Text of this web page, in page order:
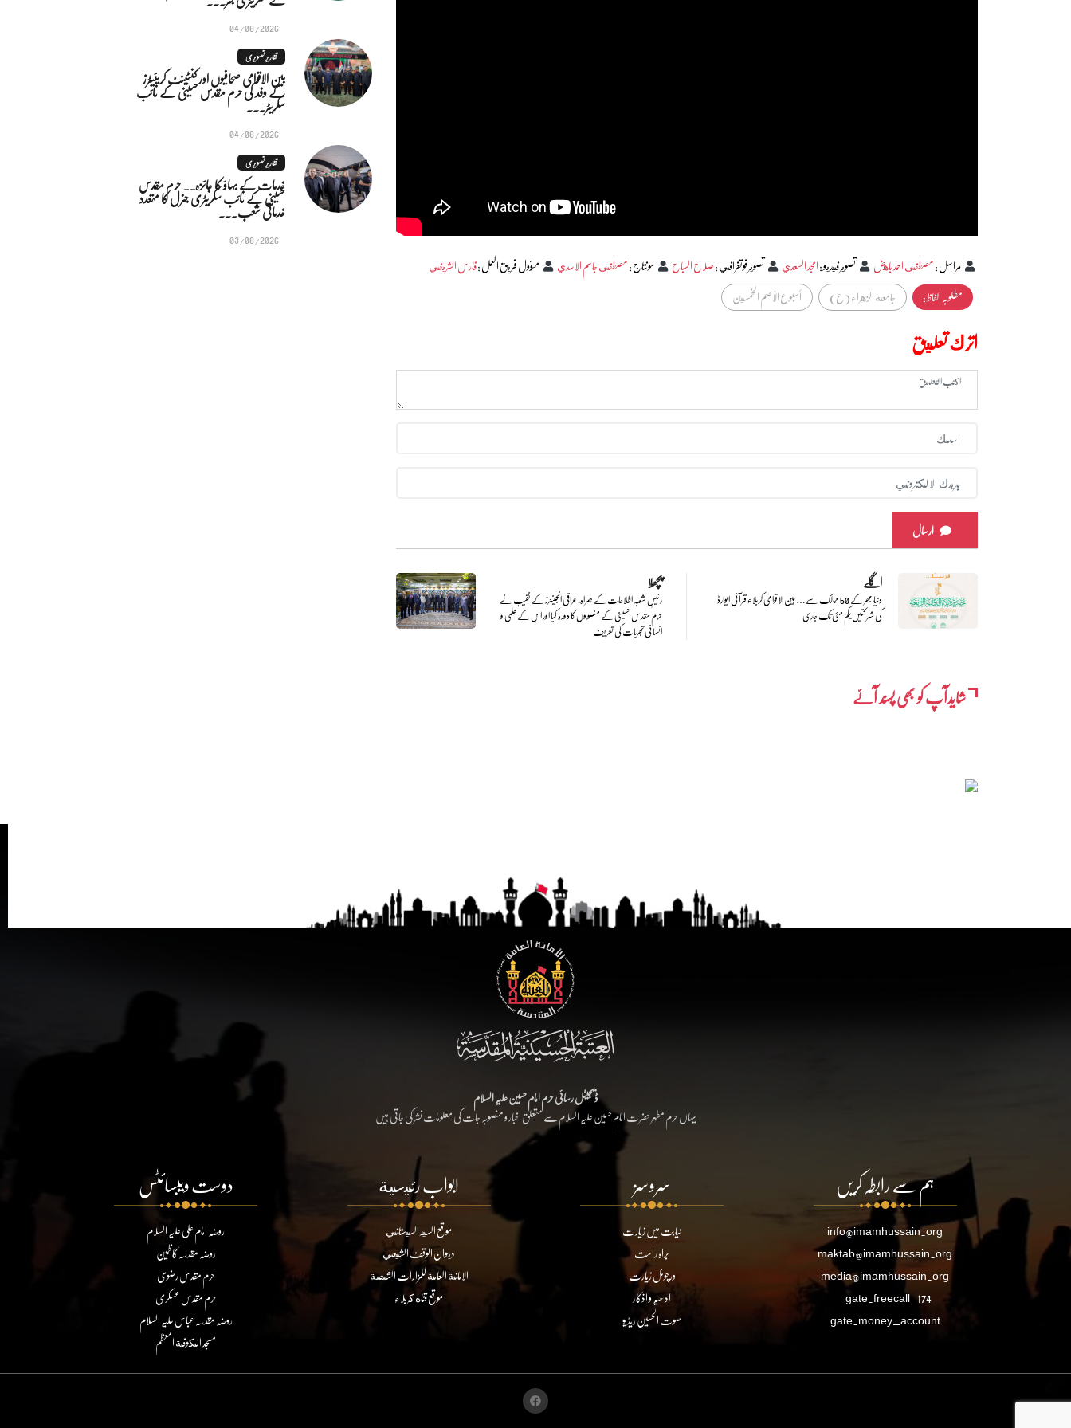
مراسل:مصطفى احمد باهض تصوير فيديو:امجد السعدي تصوير فوتغرافي:صلاح السباح مونتاج:مصطفى جاسم الاسدي مسؤول فريق العمل:فارس الشريفي
مطلوبہ الفاظ :
جامعة الزهراء (ع) أسبوع الأصم الخمسين
اترك تعليق
ارسال
پچھلا
رئیسِ شعبہ اطلاعات کے ہمراہ، عراقی انجینئرز کے نقیب نے
حرم مقدس حسینی کے منصوبوں کا دورہ کیا اور اس کے علمی و
انسانی تجربات کی تعریف
اگلے
دنیا بھر کے 50 ممالک سے… بین الاقوامی کربلاء قرآنی ایوارڈ
کی شرکتیں یکم مئی تک جاری
شایدآپ کو بھی پسند آئے
04/08/2026
تقاریر تصویری
بین الاقوامی صحافیوں اور کنٹینٹ کریئیٹرز
کے وفد کی حرم مقدس حسینی کے نائب
سکریٹر...
04/08/2026
تقاریر تصویری
خدمات کے بہاؤ کا جائزہ.. حرم مقدس
حسینی کے نائب سکریٹری جنرل کا متعدد
خدماتی شعب...
03/08/2026
ڈیجیٹل رسائی حرم امام حسین علیہ السلام
یہاں حرم مطہر حضرت امام حسین علیہ السلام سے متعلق اخبار و منصوبہ جات کی معلومات نشر کی جاتی ہیں
ہم سے رابطہ کریں
info@imamhussain.org
maktab@imamhussain.org
media@imamhussain.org
gate.freecall 174
gate.money_account
سروسز
نیابت میں زیارت
براہ راست
ورچوئل زیارت
ادعیہ و اذکار
صوت الحسین ریڈیو
ابواب رئيسية
موقع السيد السيستاني
ديوان الوقف الشيعي
الامانة العامة للمزارات الشيعية
موقع قناة كربلاء
دوست ویبسائٹس
روضہ امام علی علیہ السلام
روضہ مقدسہ کاظمین
حرم مقدس رضوی
حرم مقدس عسکری
روضہ مقدسہ عباس علیہ السلام
مسجد الكوفة المعظم